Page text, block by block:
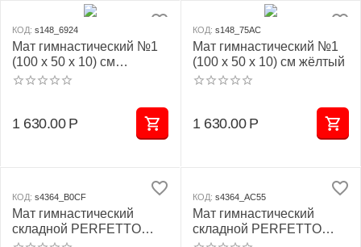
КОД: s148_6924
Мат гимнастический №1
(100 х 50 х 10) см
бежевый
1 630.00 Р
КОД: s148_75AC
Мат гимнастический №1
(100 х 50 х 10) см жёлтый
1 630.00 Р
КОД: s4364_B0CF
Мат гимнастический
складной PERFETTO
SPORT № 4 (100 х 150 х
КОД: s4364_AC55
Мат гимнастический
складной PERFETTO
SPORT № 4 (100 х 150 х